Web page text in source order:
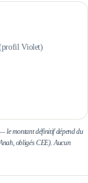
Violet)
le montant définitif dépend du
obligés CEE). Aucun